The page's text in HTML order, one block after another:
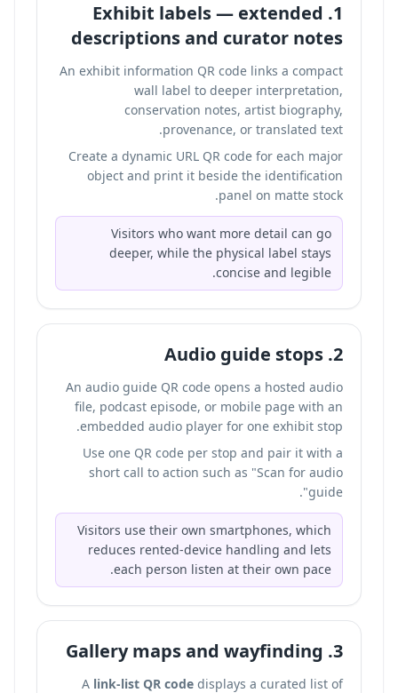
1. Exhibit labels — extended
descriptions and curator notes
An exhibit information QR code links a compact
wall label to deeper interpretation,
conservation notes, artist biography,
provenance, or translated text.
Create a dynamic URL QR code for each major
object and print it beside the identification
panel on matte stock.
Visitors who want more detail can go
deeper, while the physical label stays
concise and legible.
2. Audio guide stops
An audio guide QR code opens a hosted audio
file, podcast episode, or mobile page with an
embedded audio player for one exhibit stop.
Use one QR code per stop and pair it with a
short call to action such as "Scan for audio
guide".
Visitors use their own smartphones, which
reduces rented-device handling and lets
each person listen at their own pace.
3. Gallery maps and wayfinding
A link-list QR code displays a curated list of